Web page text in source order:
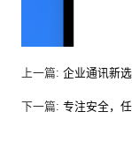
上一篇: 企业通讯新
下一篇: 专注安全，